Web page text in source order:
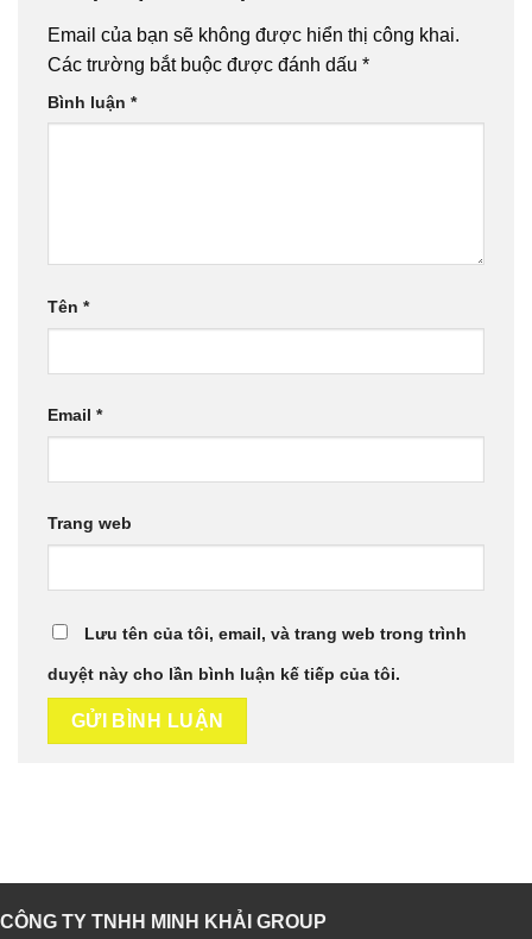
Email của bạn sẽ không được hiển thị công khai.
Các trường bắt buộc được đánh dấu *
Bình luận *
Tên *
Email *
Trang web
Lưu tên của tôi, email, và trang web trong trình
duyệt này cho lần bình luận kế tiếp của tôi.
CÔNG TY TNHH MINH KHẢI GROUP